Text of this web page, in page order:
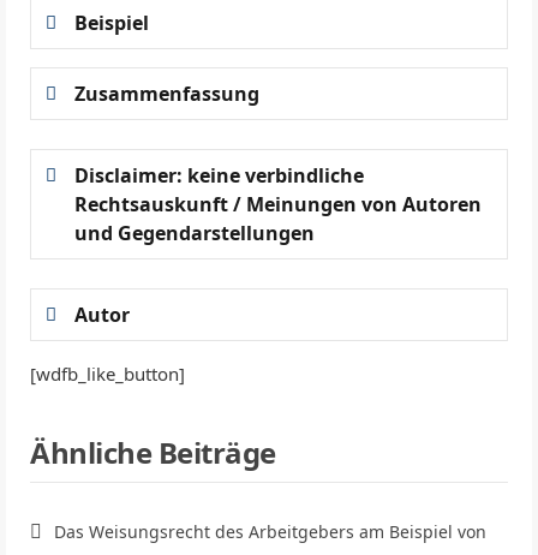
Beispiel
Zusammenfassung
Disclaimer: keine verbindliche
Rechtsauskunft / Meinungen von Autoren
und Gegendarstellungen
Autor
[wdfb_like_button]
Ähnliche Beiträge
Das Weisungsrecht des Arbeitgebers am Beispiel von